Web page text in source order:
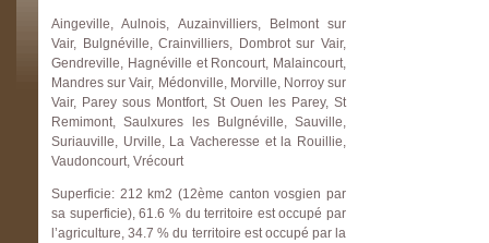
Aingeville, Aulnois, Auzainvilliers, Belmont sur
Vair, Bulgnéville, Crainvilliers, Dombrot sur Vair,
Gendreville, Hagnéville et Roncourt, Malaincourt,
Mandres sur Vair, Médonville, Morville, Norroy sur
Vair, Parey sous Montfort, St Ouen les Parey, St
Remimont, Saulxures les Bulgnéville, Sauville,
Suriauville, Urville, La Vacheresse et la Rouillie,
Vaudoncourt, Vrécourt
Superficie: 212 km2 (12ème canton vosgien par
sa superficie), 61.6 % du territoire est occupé par
l’agriculture, 34.7 % du territoire est occupé par la